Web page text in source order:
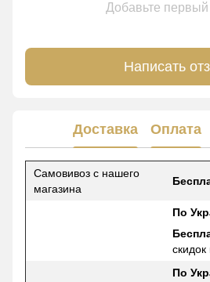
Добавьте первый
Написать
Доставка Оплата
Самовивоз с нашего
магазина
По
скидок
По